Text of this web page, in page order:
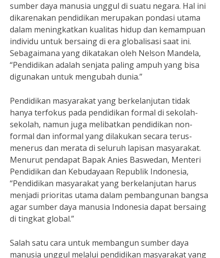
sumber daya manusia unggul di suatu negara. Hal ini
dikarenakan pendidikan merupakan pondasi utama
dalam meningkatkan kualitas hidup dan kemampuan
individu untuk bersaing di era globalisasi saat ini.
Sebagaimana yang dikatakan oleh Nelson Mandela,
“Pendidikan adalah senjata paling ampuh yang bisa
digunakan untuk mengubah dunia.”
Pendidikan masyarakat yang berkelanjutan tidak
hanya terfokus pada pendidikan formal di sekolah-
sekolah, namun juga melibatkan pendidikan non-
formal dan informal yang dilakukan secara terus-
menerus dan merata di seluruh lapisan masyarakat.
Menurut pendapat Bapak Anies Baswedan, Menteri
Pendidikan dan Kebudayaan Republik Indonesia,
“Pendidikan masyarakat yang berkelanjutan harus
menjadi prioritas utama dalam pembangunan bangsa
agar sumber daya manusia Indonesia dapat bersaing
di tingkat global.”
Salah satu cara untuk membangun sumber daya
manusia unggul melalui pendidikan masyarakat yang